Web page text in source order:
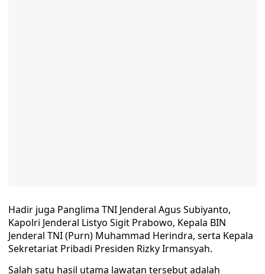
Hadir juga Panglima TNI Jenderal Agus Subiyanto,
Kapolri Jenderal Listyo Sigit Prabowo, Kepala BIN
Jenderal TNI (Purn) Muhammad Herindra, serta Kepala
Sekretariat Pribadi Presiden Rizky Irmansyah.
Salah satu hasil utama lawatan tersebut adalah